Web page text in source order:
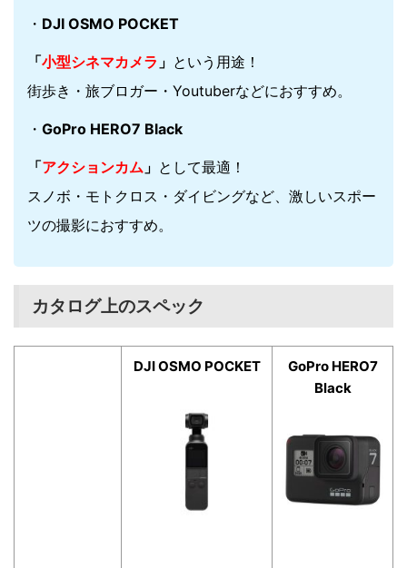
・ DJI OSMO POCKET
「小型シネマカメラ 」 という用途！
街歩き・旅ブロガー・Youtuberなどにおすすめ。
・ GoPro HERO7 Black
「アクションカム 」 として最適！
スノボ・モトクロス・ダイビングなど、激しいスポー
ツの撮影におすすめ。
カタログ上のスペック
DJI OSMO POCKET
GoPro HERO7
Black